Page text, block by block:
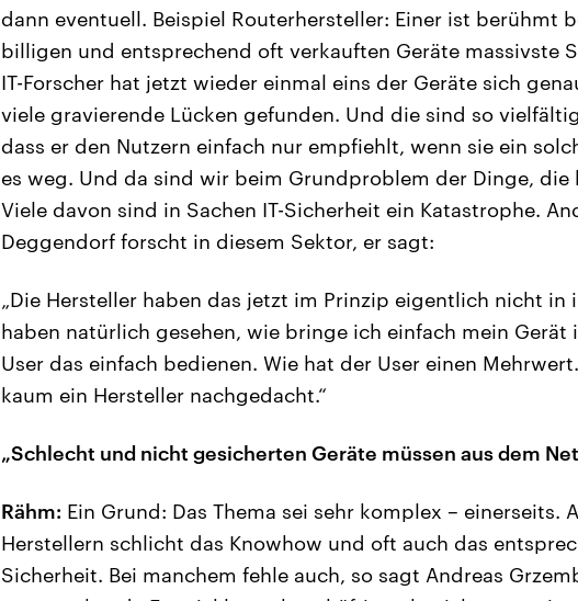
dann eventuell. Beispiel Routerhersteller: Einer ist berühmt
billigen und entsprechend oft verkauften Geräte massivste
IT-Forscher hat jetzt wieder einmal eins der Geräte sich
viele gravierende Lücken gefunden. Und die sind so
dass er den Nutzern einfach nur empfiehlt, wenn sie ein
es weg. Und da sind wir beim Grundproblem der Dinge, die
Viele davon sind in Sachen IT-Sicherheit ein Katastrophe.
Deggendorf forscht in diesem Sektor, er sagt:
„Die Hersteller haben das jetzt im Prinzip eigentlich nicht in
haben natürlich gesehen, wie bringe ich einfach mein Gerät
User das einfach bedienen. Wie hat der User einen
kaum ein Hersteller nachgedacht.“
„Schlecht und nicht gesicherten Geräte müssen aus dem
Rähm: Ein Grund: Das Thema sei sehr komplex – einerseits.
Herstellern schlicht das Knowhow und oft auch das
Sicherheit. Bei manchem fehle auch, so sagt Andreas